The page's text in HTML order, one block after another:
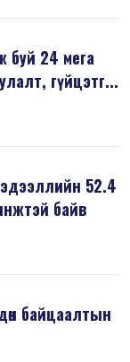
буй 24 мега
гүйцэтг...
52.4
байв
байцаалтын